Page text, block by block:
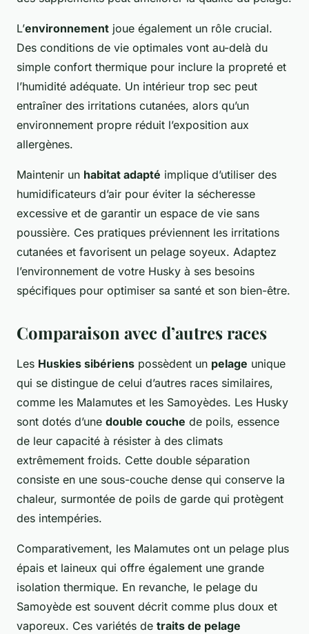
L’environnement joue également un rôle crucial.
Des conditions de vie optimales vont au-delà du
simple confort thermique pour inclure la propreté et
l’humidité adéquate. Un intérieur trop sec peut
entraîner des irritations cutanées, alors qu’un
environnement propre réduit l’exposition aux
allergènes.
Maintenir un habitat adapté implique d’utiliser des
humidificateurs d’air pour éviter la sécheresse
excessive et de garantir un espace de vie sans
poussière. Ces pratiques préviennent les irritations
cutanées et favorisent un pelage soyeux. Adaptez
l’environnement de votre Husky à ses besoins
spécifiques pour optimiser sa santé et son bien-être.
Comparaison avec d’autres races
Les Huskies sibériens possèdent un pelage unique
qui se distingue de celui d’autres races similaires,
comme les Malamutes et les Samoyèdes. Les Husky
sont dotés d’une double couche de poils, essence
de leur capacité à résister à des climats
extrêmement froids. Cette double séparation
consiste en une sous-couche dense qui conserve la
chaleur, surmontée de poils de garde qui protègent
des intempéries.
Comparativement, les Malamutes ont un pelage plus
épais et laineux qui offre également une grande
isolation thermique. En revanche, le pelage du
Samoyède est souvent décrit comme plus doux et
vaporeux. Ces variétés de traits de pelage